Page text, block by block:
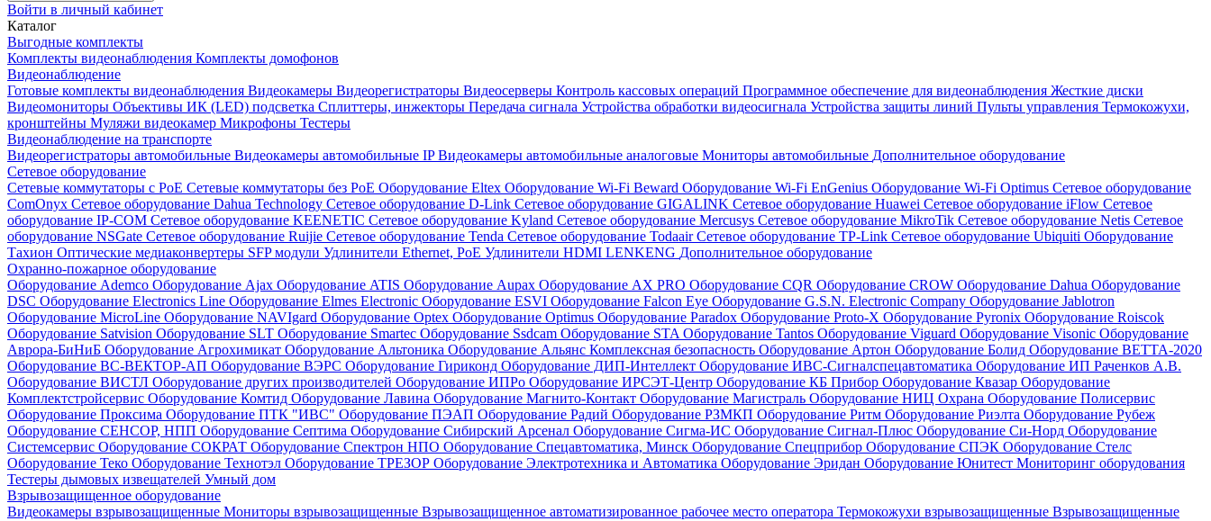
Войти в личный кабинет
Каталог
Выгодные комплекты
Комплекты видеонаблюдения Комплекты домофонов
Видеонаблюдение
Готовые комплекты видеонаблюдения Видеокамеры Видеорегистраторы Видеосерверы Контроль кассовых операций Программное обеспечение для видеонаблюдения Жесткие диски
Видеомониторы Объективы ИК (LED) подсветка Сплиттеры, инжекторы Передача сигнала Устройства обработки видеосигнала Устройства защиты линий Пульты управления Термокожухи,
кронштейны Муляжи видеокамер Микрофоны Тестеры
Видеонаблюдение на транспорте
Видеорегистраторы автомобильные Видеокамеры автомобильные IPВидеокамеры автомобильные аналоговые Мониторы автомобильные Дополнительное оборудование
Сетевое оборудование
Сетевые коммутаторы с РоЕ Сетевые коммутаторы без РоЕ Оборудование Eltex Оборудование Wi-Fi Beward Оборудование Wi-Fi EnGenius Оборудование Wi-Fi Optimus Сетевое оборудование
ComOnyx Сетевое оборудование Dahua Technology Сетевое оборудование D-Link Сетевое оборудование GIGALINK Сетевое оборудование Huawei Сетевое оборудование iFlow Сетевое
оборудование IP-COM Сетевое оборудование KEENETIC Сетевое оборудование Kyland Сетевое оборудование Mercusys Сетевое оборудование MikroTik Сетевое оборудование Netis Сетевое
оборудование NSGate Сетевое оборудование Ruijie Сетевое оборудование Tenda Сетевое оборудование TodaairСетевое оборудование TP-Link Сетевое оборудование Ubiquiti Оборудование
Тахион Оптические медиаконвертеры SFP модули Удлинители Ethernet, PoE Удлинители HDMI LENKENG Дополнительное оборудование
Охранно-пожарное оборудование
Оборудование Ademco Оборудование Ajax Оборудование ATIS Оборудование Aupax Оборудование AX PRO Оборудование CQR Оборудование CROW Оборудование Dahua Оборудование
DSC Оборудование Electronics Line Оборудование Elmes Electronic Оборудование ESVI Оборудование Falcon Eye Оборудование G.S.N. Electronic Company Оборудование Jablotron
Оборудование MicroLine Оборудование NAVIgard Оборудование Optex Оборудование Optimus Оборудование Paradox Оборудование Proto-X Оборудование Pyronix Оборудование Roiscok
Оборудование Satvision Оборудование SLT Оборудование Smartec Оборудование Ssdcam Оборудование STA Оборудование Tantos Оборудование Viguard Оборудование Visonic Оборудование
Аврора-БиНиБ Оборудование Агрохимикат Оборудование Альтоника Оборудование Альянс Комплексная безопасность Оборудование Артон Оборудование Болид Оборудование ВЕТТА-2020
Оборудование ВС-ВЕКТОР-АП Оборудование ВЭРС Оборудование Гириконд Оборудование ДИП-Интеллект Оборудование ИВС-Сигналспецавтоматика Оборудование ИП Раченков А.В.
Оборудование ВИСТЛ Оборудование других производителей Оборудование ИПРо Оборудование ИРСЭТ-Центр Оборудование КБ Прибор Оборудование Квазар Оборудование
Комплектстройсервис Оборудование Комтид Оборудование Лавина Оборудование Магнито-Контакт Оборудование Магистраль Оборудование НИЦ Охрана Оборудование Полисервис
Оборудование Проксима Оборудование ПТК "ИВС" Оборудование ПЭАП Оборудование Радий Оборудование РЗМКП Оборудование Ритм Оборудование Риэлта Оборудование Рубеж
Оборудование СЕНСОР, НПП Оборудование Септима Оборудование Сибирский Арсенал Оборудование Сигма-ИС Оборудование Сигнал-Плюс Оборудование Си-Норд Оборудование
Системсервис Оборудование СОКРАТ Оборудование Спектрон НПО Оборудование Спецавтоматика, Минск Оборудование Спецприбор Оборудование СПЭК Оборудование Стелс
Оборудование Теко Оборудование Технотэл Оборудование ТРЕЗОР Оборудование Электротехника и Автоматика Оборудование Эридан Оборудование Юнитест Мониторинг оборудования
Тестеры дымовых извещателей Умный дом
Взрывозащищенное оборудование
Видеокамеры взрывозащищенные Мониторы взрывозащищенные Взрывозащищенное автоматизированное рабочее место оператора Термокожухи взрывозащищенные Взрывозащищенные